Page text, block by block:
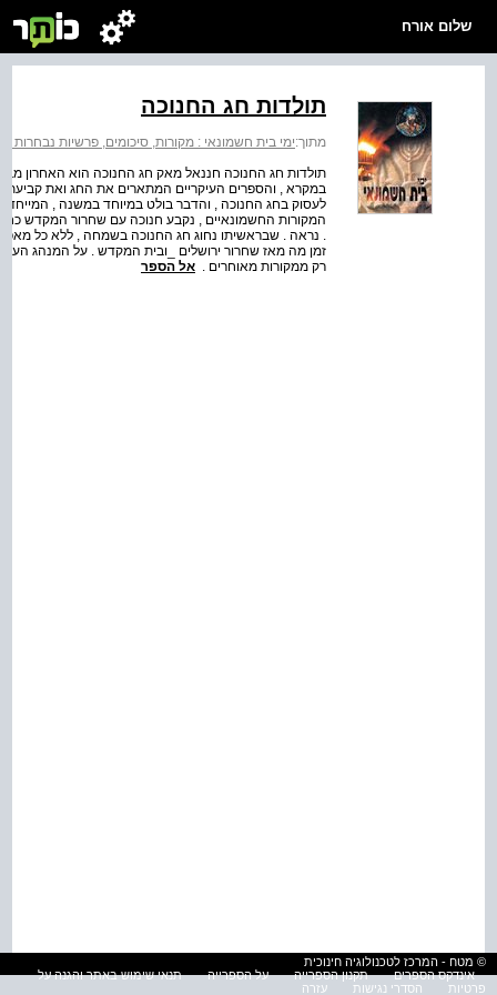
שלום אורח
תולדות חג החנוכה
מתוך:ימי בית חשמונאי : מקורות, סיכומים, פרשיות נבחרות
תולדות חג החנוכה חננאל מאק חג החנוכה הוא האחרון
במקרא , והספרים העיקריים המתארים את החג ואת קביעתו
לעסוק בחג החנוכה , והדבר בולט במיוחד במשנה ,
המקורות החשמונאיים , נקבע חנוכה עם שחרור המקדש כחג
. נראה . שבראשיתו נחוג חג החנוכה בשמחה , ללא כל
זמן מה מאז שחרור ירושלים _ובית המקדש . על המנהג
רק ממקורות מאוחרים . אל הספר
© מטח - המרכז לטכנולוגיה חינוכית
אינדקס הספרים
תקנון הספרייה על הספרייה
תנאי שימוש באתר והגנה על
פרטיות
הסדרי נגישות עזרה